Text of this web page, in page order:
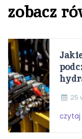
zobacz
25
czytaj